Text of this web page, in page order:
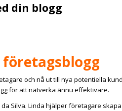
din blogg
och nå ut till nya potentiella
för att nätverka ännu effektivare.
Silva. Linda hjälper företagare